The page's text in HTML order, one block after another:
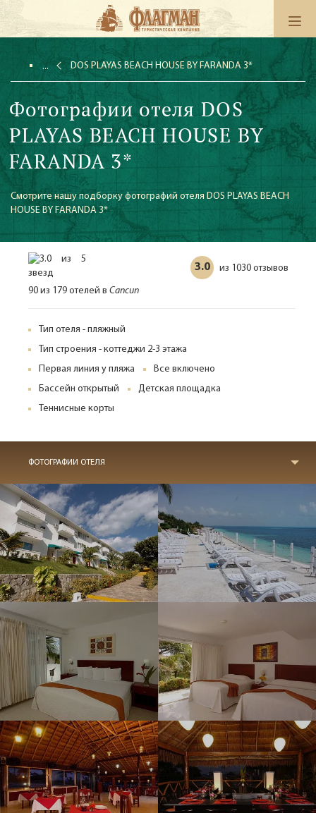
DOS PLAYAS BEACH HOUSE BY FARANDA 3*
Фотографии отеля DOS
PLAYAS BEACH HOUSE BY
FARANDA 3*
Смотрите нашу подборку фотографий отеля DOS PLAYAS BEACH
HOUSE BY FARANDA 3*
3.0 из 1030 отзывов
90 из 179 отелей в Cancun
Тип отеля - пляжный
Тип строения - коттеджи 2-3 этажа
Первая линия у пляжа
Все включено
Бассейн открытый
Детская площадка
Теннисные корты
ФОТОГРАФИИ ОТЕЛЯ